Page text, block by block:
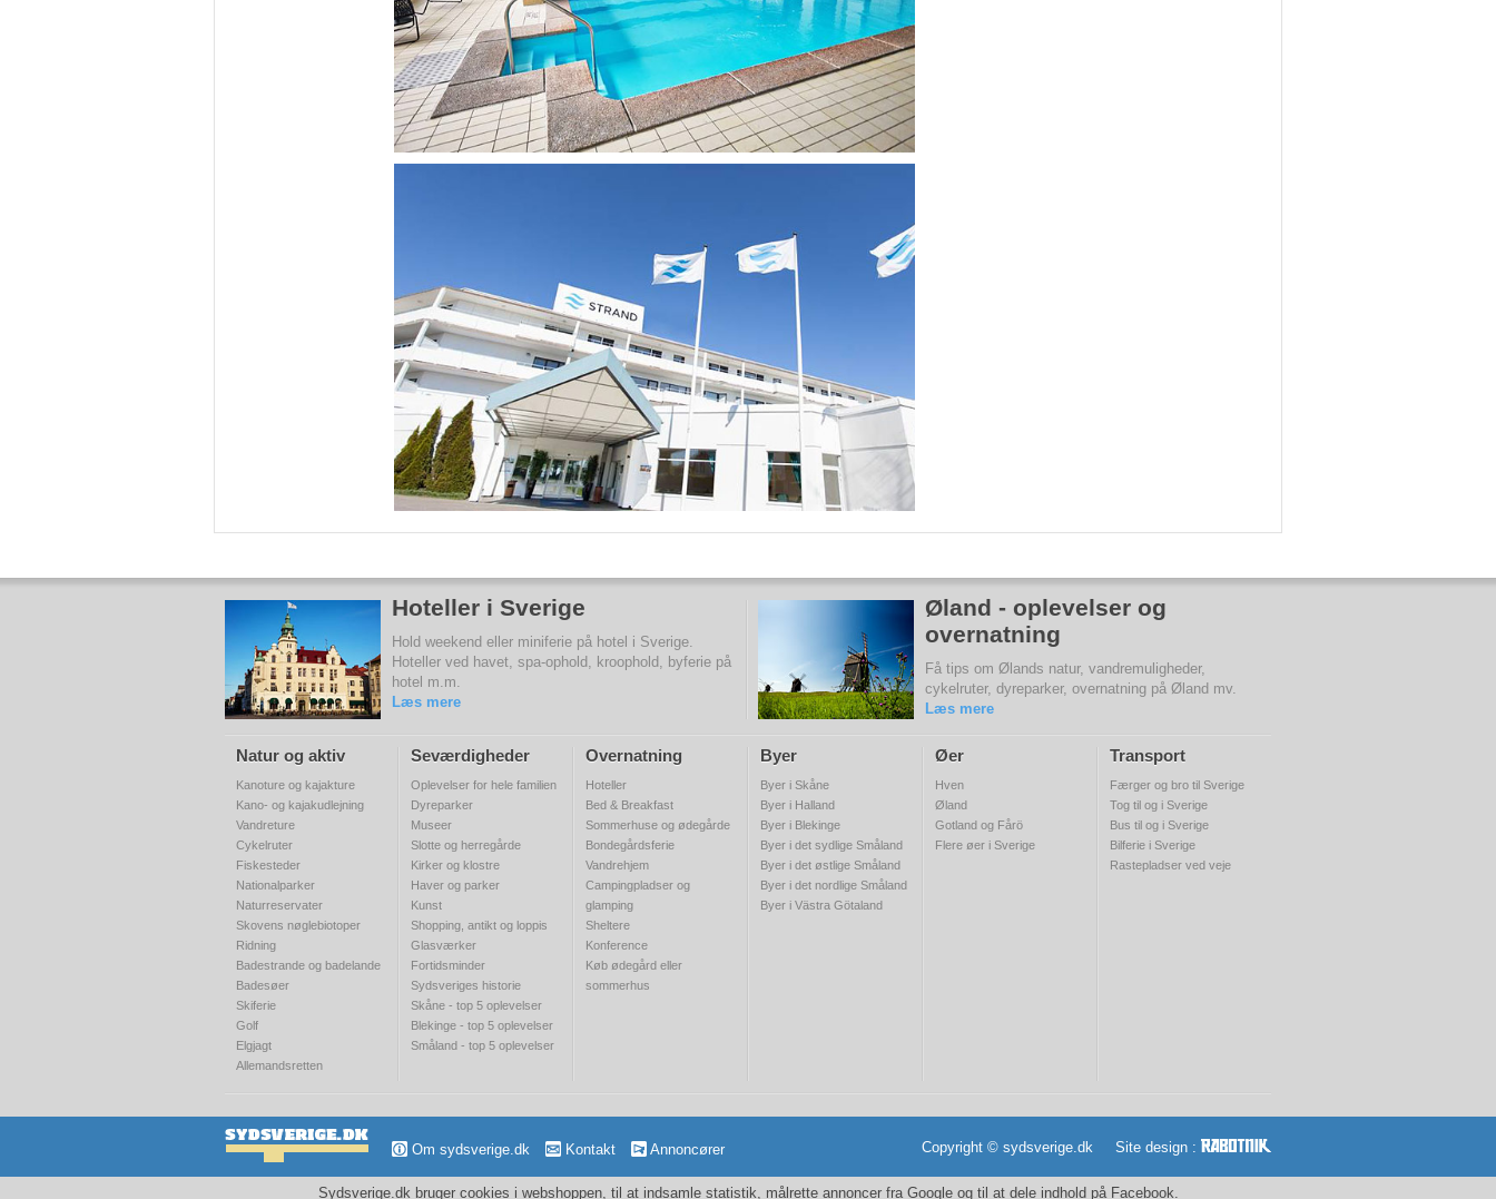
Hoteller i Sverige
Hold weekend eller miniferie på hotel i Sverige.
Hoteller ved havet, spa-ophold, kroophold, byferie på
hotel m.m.
Læs mere
Øland - oplevelser og
overnatning
Få tips om Ølands natur, vandremuligheder,
cykelruter, dyreparker, overnatning på Øland mv.
Læs mere
Natur og aktiv
Kanoture og kajakture
Kano- og kajakudlejning
Vandreture
Cykelruter
Fiskesteder
Nationalparker
Naturreservater
Skovens nøglebiotoper
Ridning
Badestrande og badelande
Badesøer
Skiferie
Golf
Elgjagt
Allemandsretten
Seværdigheder
Oplevelser for hele familien
Dyreparker
Museer
Slotte og herregårde
Kirker og klostre
Haver og parker
Kunst
Shopping, antikt og loppis
Glasværker
Fortidsminder
Sydsveriges historie
Skåne - top 5 oplevelser
Blekinge - top 5 oplevelser
Småland - top 5 oplevelser
Overnatning
Hoteller
Bed & Breakfast
Sommerhuse og ødegårde
Bondegårdsferie
Vandrehjem
Campingpladser og
glamping
Sheltere
Konference
Køb ødegård eller
sommerhus
Byer
Byer i Skåne
Byer i Halland
Byer i Blekinge
Byer i det sydlige Småland
Byer i det østlige Småland
Byer i det nordlige Småland
Byer i Västra Götaland
Øer
Hven
Øland
Gotland og Fårö
Flere øer i Sverige
Transport
Færger og bro til Sverige
Tog til og i Sverige
Bus til og i Sverige
Bilferie i Sverige
Rastepladser ved veje
Copyright © sydsverige.dk Site design :
Om sydsverige.dk Kontakt Annoncører
Sydsverige.dk bruger cookies i webshoppen, til at indsamle statistik, målrette annoncer fra Google og til at dele indhold på Facebook.